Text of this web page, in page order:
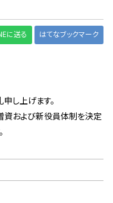
に送る はてなブックマーク
し上げます。
資および新役員体制を決定
»